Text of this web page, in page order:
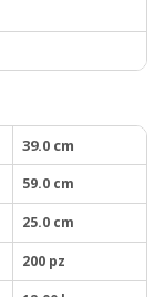
39.0 cm
59.0 cm
25.0 cm
200 pz